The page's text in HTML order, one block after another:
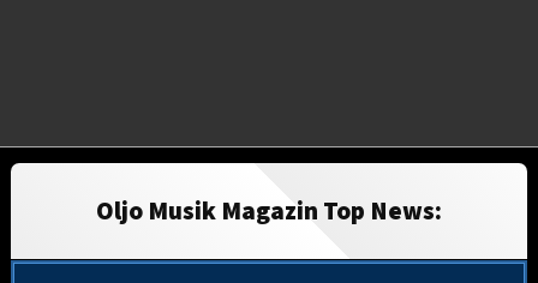
Oljo Musik Magazin Top News: